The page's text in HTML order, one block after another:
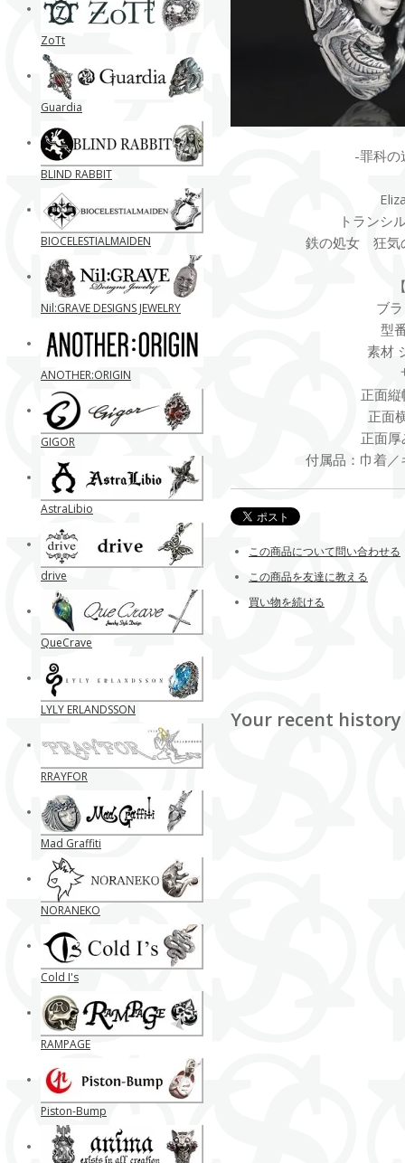
-罪科の
トランシ
鉄の処女 狂気
ブ
型
素材
正面
正面
正面
付属品：巾着
この商品について問い合わせる
この商品を友達に教える
買い物を続ける
Your recent history
ZoTt
Guardia
BLIND RABBIT
BIOCELESTIALMAIDEN
Nil:GRAVE DESIGNS JEWELRY
ANOTHER:ORIGIN
GIGOR
AstraLibio
drive
QueCrave
LYLY ERLANDSSON
RRAYFOR
Mad Graffiti
NORANEKO
Cold I's
RAMPAGE
Piston-Bump